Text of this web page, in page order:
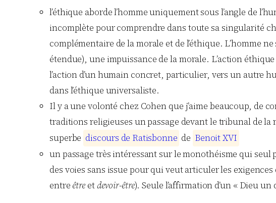
l’éthique aborde l’homme uniquement sous l’angle de
incomplète pour comprendre dans toute sa singularité
complémentaire de la morale et de l’éthique. L’homme
étendue), une impuissance de la morale. L’action
l’action d’un humain concret, particulier, vers un autre
dans l’éthique universaliste.
Il y a une volonté chez Cohen que j’aime beaucoup, de
traditions religieuses un passage devant le tribunal de la
superbe discours de Ratisbonne de BenoitXVI
un passage très intéressant sur le monothéisme qui
des voies sans issue pour qui veut articuler les
entre êtreetdevoir-être). Seule l’affirmation d’un « Dieu